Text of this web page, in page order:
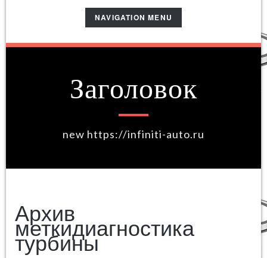
TOGGLE
NAVIGATION
NAVIGATION MENU
Заголовок
new https://infiniti-auto.ru
Архив
меткидиагностика
турбины